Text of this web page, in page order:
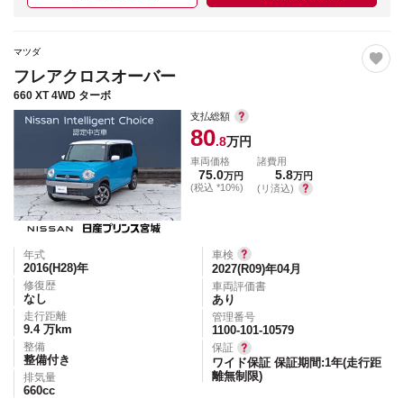
マツダ
フレアクロスオーバー
660 XT 4WD ターボ
支払総額
80.8万円
車両価格
75.0万円
(税込 *10%)
諸費用
5.8万円
(リ済込)
年式
2016(H28)年
修復歴
なし
走行距離
9.4 万km
整備
整備付き
排気量
660cc
車検
2027(R09)年04月
車両評価書
あり
管理番号
1100-101-10579
保証
ワイド保証 保証期間:1年(走行距
離無制限)